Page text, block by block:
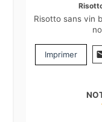
Risotto sans vin
Imprimer